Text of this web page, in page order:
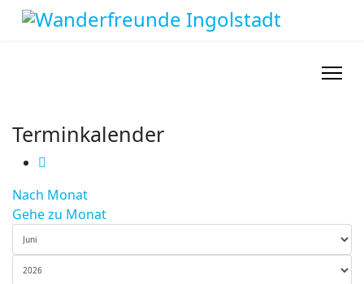
Terminkalender
Nach Monat
Gehe zu Monat